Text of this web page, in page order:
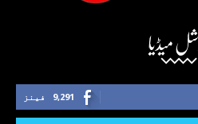
میڈیا
9,291 فینز